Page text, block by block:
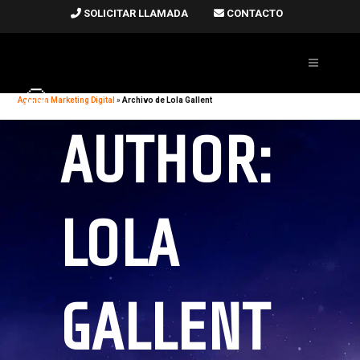
SOLICITAR LLAMADA CONTACTO
Agencia Marketing Digital »Archivo de Lola Gallent
AUTHOR:
LOLA
GALLENT